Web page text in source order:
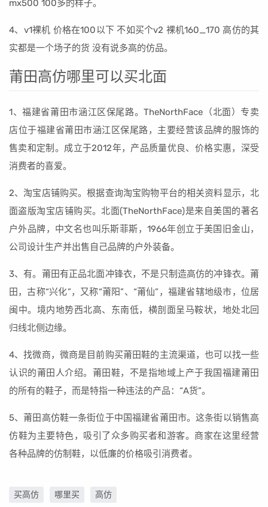
mx500 100多的样子。
4、v1裸机 价格在100以下 不如买个v2 裸机160_170 高仿的其
实都是一个场子的货 没有说多高的仿品。
莆田高仿哪里可以买北面
1、福建省莆田市涵江区保尾路。TheNorthFace（北面）专卖
店位于福建省莆田市涵江区保尾路，主要经营该品牌的服饰的
售卖和定制。成立于2012年，产品质量优良、价格实惠，深受
消费者的喜爱。
2、淘宝店铺购买。根据查询淘宝购物平台的相关资料显示，北
面盗版淘宝店铺购买。北面(TheNorthFace)是来自美国的著名
户外品牌，中文名也叫乐斯菲斯，1966年创立于美国旧金山，
公司设计生产并出售自己品牌的户外装备。
3、有。莆田有正品北面冲锋衣，不是只制造高仿的冲锋衣。莆
田，古称“兴化”，又称“莆阳”、“莆仙”，福建省辖地级市，位居
闽中。境内地势西北高、东南低，横剖面呈马鞍状，地处北回
归线北侧边缘。
4、找微商，微商是目前购买莆田鞋的主流渠道，也可以找一些
认识的莆田人介绍。莆田鞋，不是指地域上产于我国福建莆田
的所有的鞋子，而是特指一种违法的产品：“A货”。
5、莆田高仿鞋一条街位于中国福建省莆田市。这条街以销售高
仿鞋为主要特色，吸引了众多购买者和游客。商家在这里经营
各种品牌的仿制鞋，以低廉的价格吸引消费者。
买高仿 哪里买 高仿